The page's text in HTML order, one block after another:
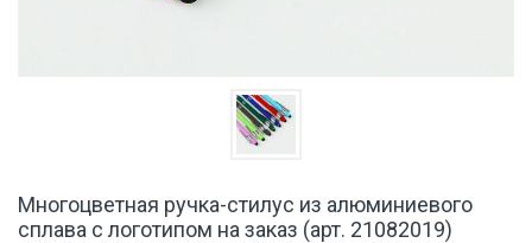
Многоцветная ручка-стилус из алюминиевого
сплава с логотипом на заказ (арт. 21082019)